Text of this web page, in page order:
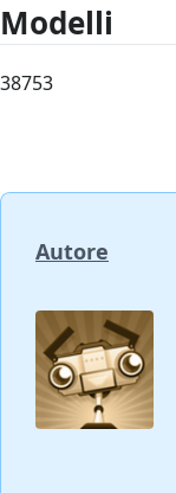
Modelli
38753
Autore